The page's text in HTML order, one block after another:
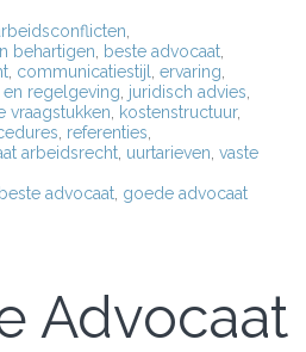
behartigen beste advocaat
communicatiestijl ervaring
regelgeving juridisch advies
vraagstukken kostenstructuur,
referenties
arbeidsrecht uurtarieven vaste
beste advocaat goede advocaat
Advocaat